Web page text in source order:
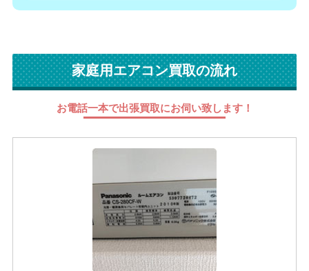
家庭用エアコン買取の流れ
お電話一本で出張買取にお伺い致します！